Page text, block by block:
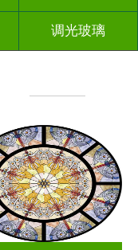
调光玻璃